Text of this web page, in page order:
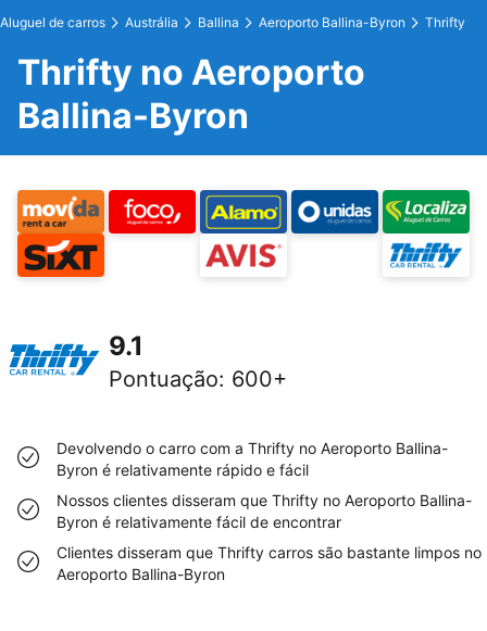
Aluguel de carros Austrália Ballina Aeroporto Ballina-Byron Thrifty
Thrifty no Aeroporto
Ballina-Byron
9.1
Pontuação: 600+
Devolvendo o carro com a Thrifty no Aeroporto Ballina-
Byron é relativamente rápido e fácil
Nossos clientes disseram que Thrifty no Aeroporto Ballina-
Byron é relativamente fácil de encontrar
Clientes disseram que Thrifty carros são bastante limpos no
Aeroporto Ballina-Byron